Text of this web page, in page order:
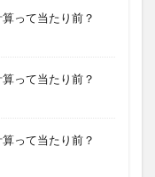
って当たり前？
って当たり前？
って当たり前？